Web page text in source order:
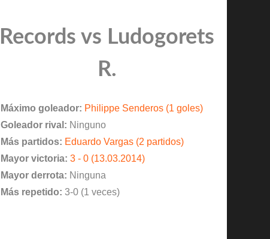
Records vs Ludogorets
R.
Máximo goleador: Philippe Senderos (1 goles)
Goleador rival: Ninguno
Más partidos: Eduardo Vargas (2 partidos)
Mayor victoria: 3 - 0 (13.03.2014)
Mayor derrota: Ninguna
Más repetido: 3-0 (1 veces)